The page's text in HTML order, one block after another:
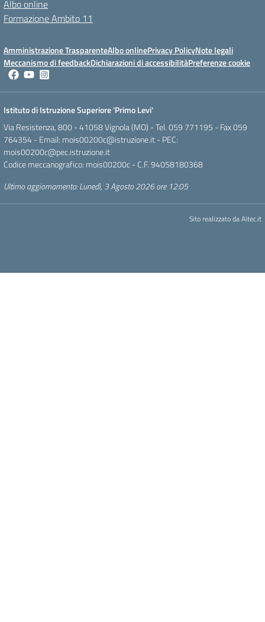
Albo online
Formazione Ambito 11
Amministrazione TrasparenteAlbo onlinePrivacy PolicyNote legali
Meccanismo di feedbackDichiarazioni di accessibilitàPreferenze cookie
Istituto di Istruzione Superiore 'Primo Levi'
Via Resistenza, 800 - 41058 Vignola (MO) - Tel. 059 771195 - Fax 059
764354 - Email: mois00200c@istruzione.it- PEC:
mois00200c@pec.istruzione.it
Codice meccanografico: mois00200c - C.F. 94058180368
Ultimo aggiornamento: Lunedì, 3 Agosto 2026 ore 12:05
Sito realizzato daAitec.it